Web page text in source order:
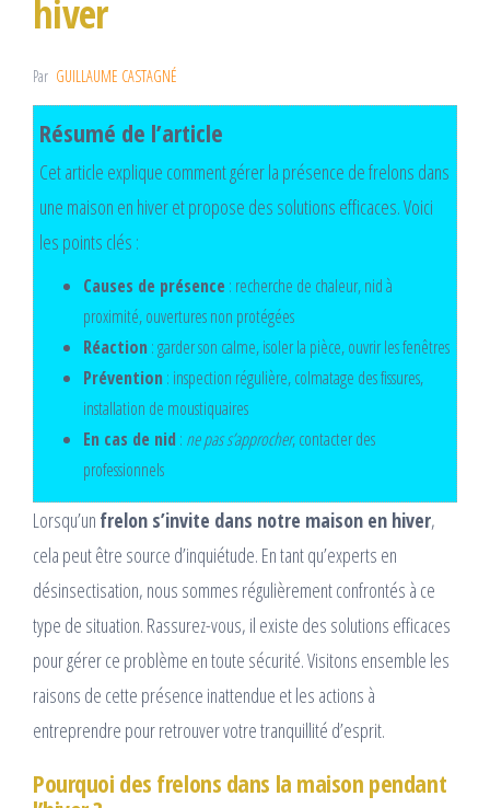
hiver
Par GUILLAUME CASTAGNÉ
Résumé de l’article
Cet article explique comment gérer la présence de frelons dans
une maison en hiver et propose des solutions efficaces. Voici
les points clés :
Causes de présence : recherche de chaleur, nid à
proximité, ouvertures non protégées
Réaction : garder son calme, isoler la pièce, ouvrir les fenêtres
Prévention : inspection régulière, colmatage des fissures,
installation de moustiquaires
En cas de nid : ne pas s’approcher, contacter des
professionnels
Lorsqu’un frelon s’invite dans notre maison en hiver,
cela peut être source d’inquiétude. En tant qu’experts en
désinsectisation, nous sommes régulièrement confrontés à ce
type de situation. Rassurez-vous, il existe des solutions efficaces
pour gérer ce problème en toute sécurité. Visitons ensemble les
raisons de cette présence inattendue et les actions à
entreprendre pour retrouver votre tranquillité d’esprit.
Pourquoi des frelons dans la maison pendant